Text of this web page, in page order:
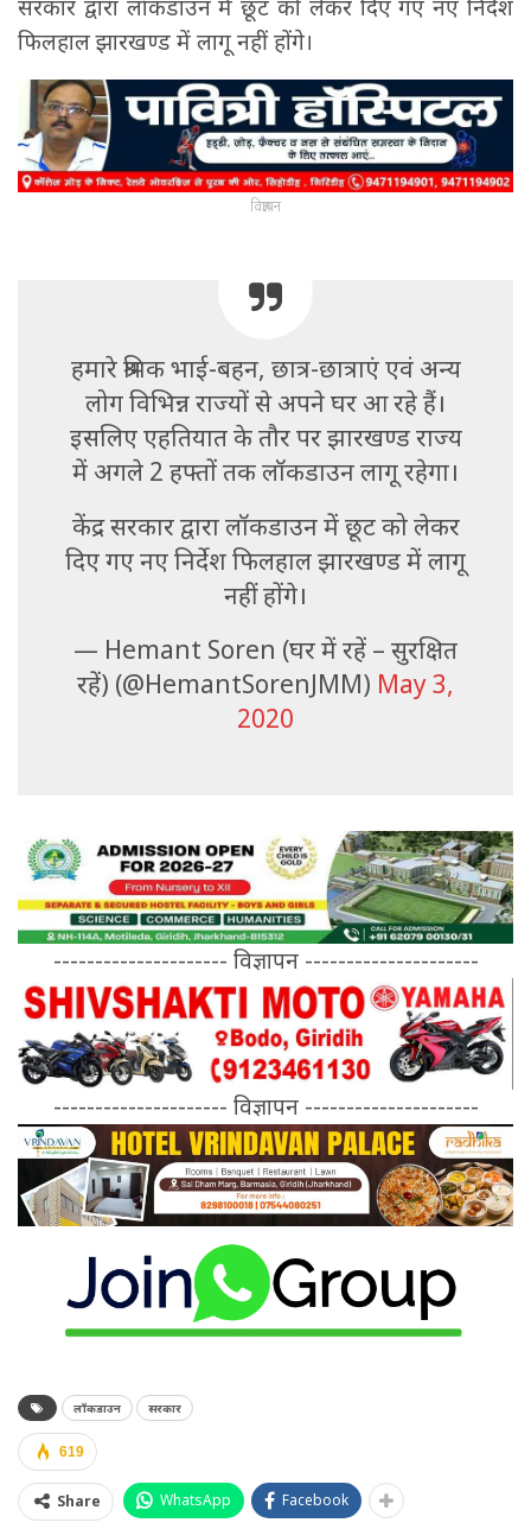
सरकार द्वारा लॉकडाउन में छूट को लेकर दिए गए नए निर्देश
फिलहाल झारखण्ड में लागू नहीं होंगे।
विज्ञापन
हमारे श्रमिक भाई-बहन, छात्र-छात्राएं एवं अन्य
लोग विभिन्न राज्यों से अपने घर आ रहे हैं।
इसलिए एहतियात के तौर पर झारखण्ड राज्य
में अगले 2 हफ्तों तक लॉकडाउन लागू रहेगा।
केंद्र सरकार द्वारा लॉकडाउन में छूट को लेकर
दिए गए नए निर्देश फिलहाल झारखण्ड में लागू
नहीं होंगे।
— Hemant Soren (घर में रहें – सुरक्षित
रहें) (@HemantSorenJMM) May 3,
2020
--------------------- विज्ञापन ---------------------
--------------------- विज्ञापन ---------------------
लॉकडाउन सरकार
619
Share WhatsApp Facebook